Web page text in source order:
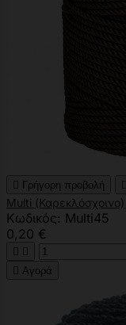
 Γρήγορη προβολή 
Multi
Κωδικός: Multi45
0,20 €
 
 Αγορά